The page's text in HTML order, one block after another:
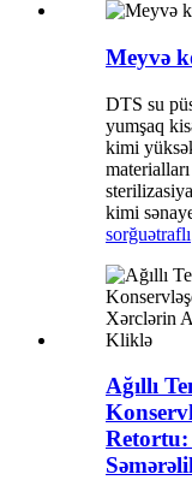
Meyvə
DTS su
yumşaq
kimi
kimi
sorğuətraflı
Ağıllı
Retortu: